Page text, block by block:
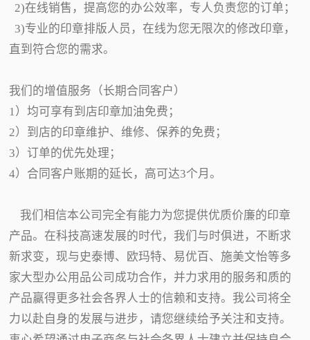
2)在线销售，提高您的办公效率，专人负责您的订单；
3)专业的印章排版人员，在线为您无限次的修改印章，
直到符合您的需求。
我们的增值服务（长期合同客户）
1）均可享有到店印章加油免费；
2）到店的印章维护、维修、保养的免费；
3）订单的优先处理；
4）合同客户账期的延长，高可达3个月。
我们相信本公司完全有能力为您提供优质价廉的印章
产品。在科技高速发展的时代，我们与时俱进，不断求
新求变，现与史泰博、欧玛特、易优百、施美文怡等多
家大型办公用品公司成功合作，并力求用的服务和质的
产品赢得更多社会各界人士的信赖和支持。我公司将全
力以赴自身的发展与进步，请您继续给予关注和支持。